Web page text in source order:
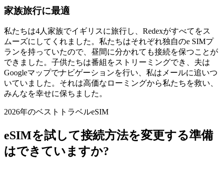
家族旅行に最適
私たちは4人家族でイギリスに旅行し、Redexがすべてをス
ムーズにしてくれました。私たちはそれぞれ独自のe SIMプ
ランを持っていたので、昼間に分かれても接続を保つことが
できました。子供たちは番組をストリーミングでき、夫は
Googleマップでナビゲーションを行い、私はメールに追いつ
いていました。それは高価なローミングから私たちを救い、
みんなを幸せに保ちました。
2026年のベストトラベルeSIM
eSIMを試して接続方法を変更する準備
はできていますか?